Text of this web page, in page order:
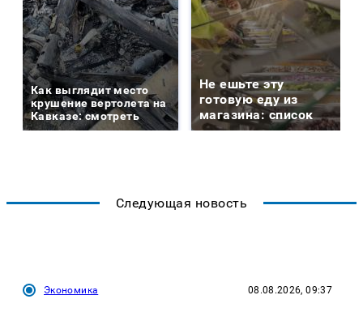
Как выглядит место
крушение вертолета на
Кавказе: смотреть
Не ешьте эту
готовую еду из
магазина: список
Следующая новость
Экономика 08.08.2026, 09:37